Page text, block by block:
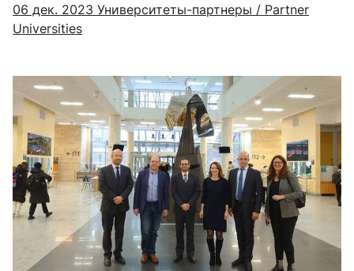
06 дек. 2023 Университеты-партнеры / Partner
Universities